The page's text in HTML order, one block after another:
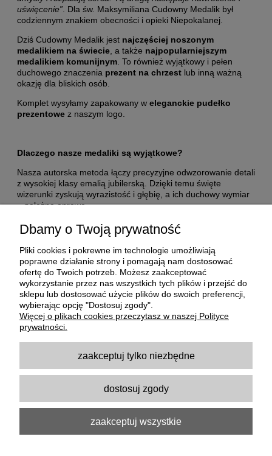
uświęcenie” . Dla św. Maksymiliana Cudowny Medalik był
codziennym znakiem obecności i opieki Niepokalanej.
Dziś Cudowny Medalik jest najczęściej noszonym
medalikiem na świecie , a także najpopularniejszym
medalikiem komunijnym To również wyjątkowy i pełen
duchowego znaczenia prezent na chrzest lub inną ważną
okazję dla bliskich osób.
Komplet wysyłamy zapakowany w eleganckie pudełko
prezentowe z naszym logo.
Dlaczego nasze medaliki są wyjątkowe?
Nasza autorska metoda łączy precyzyjne odwzorowanie detali
z wysokiej klasy emalią jubilerską. Dzięki temu święte
wizerunki zyskują wyrazistość i głębię, a ich duchowy wymiar
– należną oprawę.
Każdy medalik powstaje w naszej pracowni w wieloetapowym
procesie ręcznej pracy, który nadaje mu indywidualny
charakter i szlachetną formę.
POMOC
MOJE KONTO
PŁATNOŚCI I DOSTAWA
INFORMACJE
O NAS
Dbamy o Twoją prywatność
Pliki cookies i pokrewne im technologie umożliwiają
poprawne działanie strony i pomagają nam dostosować
ofertę do Twoich potrzeb. Możesz zaakceptować
wykorzystanie przez nas wszystkich tych plików i przejść do
sklepu lub dostosować użycie plików do swoich preferencji,
wybierając opcję "Dostosuj zgody".
Więcej o plikach cookies przeczytasz w naszej Polityce
prywatności.
zaakceptuj tylko niezbędne
dostosuj zgody
zaakceptuj wszystkie